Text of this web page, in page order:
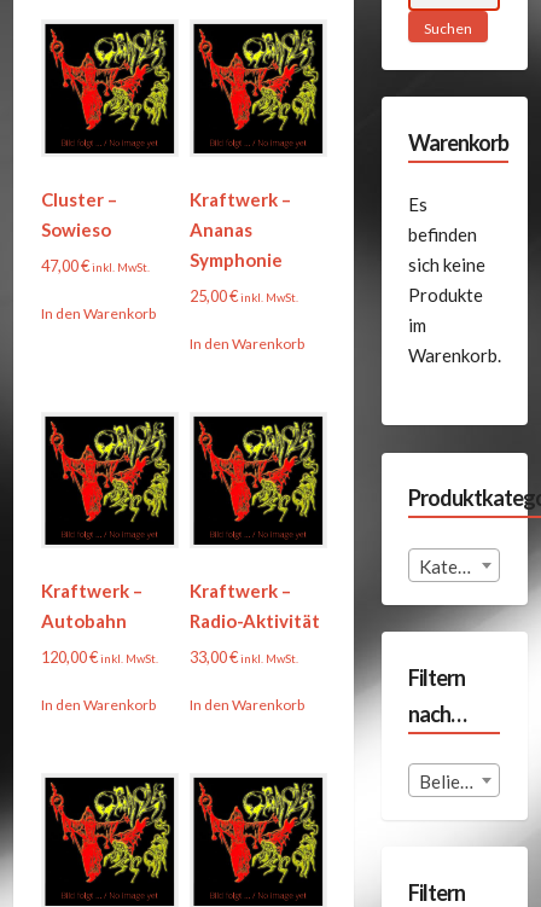
Cluster –
Sowieso
47,00€inkl. MwSt.
In den Warenkorb
Kraftwerk –
Ananas
Symphonie
25,00€inkl. MwSt.
In den Warenkorb
Kraftwerk –
Autobahn
120,00€inkl. MwSt.
In den Warenkorb
Kraftwerk –
Radio-Aktivität
33,00€inkl. MwSt.
In den Warenkorb
Suchen
Warenkorb
Es
befinden
sich keine
Produkte
im
Warenkorb.
Kategorie auswählen
Filtern
nach…
Beliebige Format
Filtern